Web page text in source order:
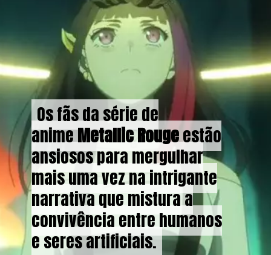
Os fãs da série de
animeMetallic Rougeestão
ansiosos para mergulhar
mais uma vez na intrigante
narrativa que mistura a
convivência entre humanos
e seres artificiais.
Os fãs da série de
animeMetallic Rougeestão
ansiosos para mergulhar
mais uma vez na intrigante
narrativa que mistura a
convivência entre humanos
e seres artificiais.